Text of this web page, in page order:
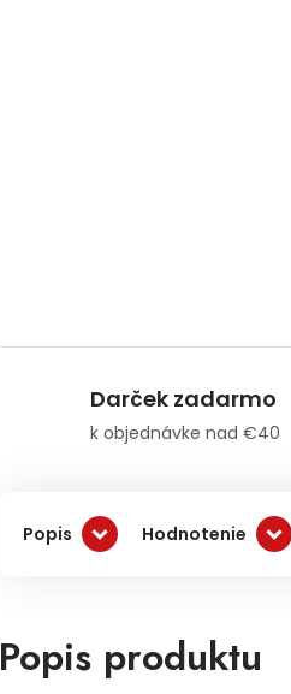
Darček zadarmo
k objednávke nad €40
Popis Hodnotenie
Popis produktu